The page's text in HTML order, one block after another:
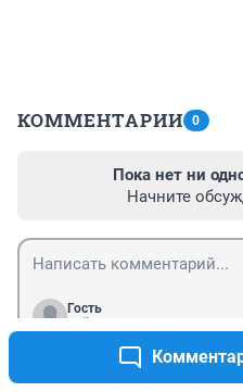
КОММЕНТАРИИ 0
Пока нет ни
Начните
Гость
Войти